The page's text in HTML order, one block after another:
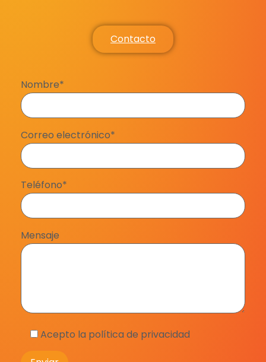
Contacto
Nombre*
Correo electrónico*
Teléfono*
Mensaje
Acepto la política de privacidad